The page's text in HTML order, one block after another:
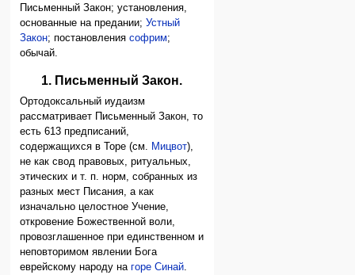
Письменный Закон; установления,
основанные на предании;Устный
Закон; постановлениясофрим;
обычай.
1. Письменный Закон.
Ортодоксальный иудаизм
рассматривает Письменный Закон, то
есть 613 предписаний,
содержащихся в Торе (см.
Мицвот),
не как свод правовых, ритуальных,
этических и т. п. норм, собранных из
разных мест Писания, а как
изначально целостное Учение,
откровение Божественной воли,
провозглашенное при единственном и
неповторимом явлении Бога
еврейскому народу нагоре Синай